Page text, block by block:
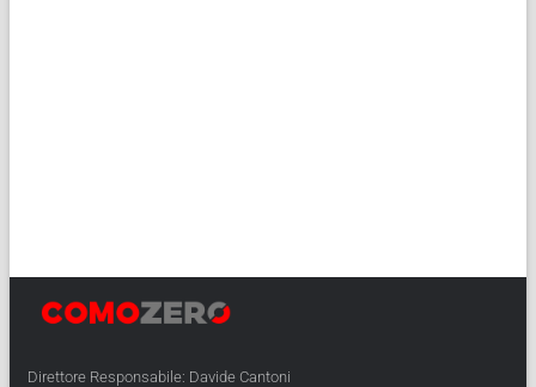
Direttore Responsabile: Davide Cantoni